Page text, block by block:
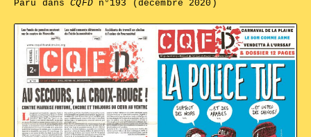
Paru dansCQFDn°193 (décembre 2020)